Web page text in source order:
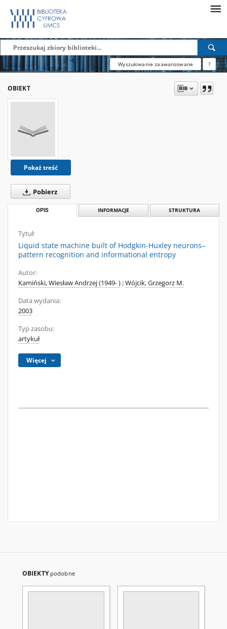
Wyszukiwanie zaawansowane ?
OBIEKT
Pokaż treść
Pobierz
OPIS INFORMACJE STRUKTURA
Tytuł:
Liquid state machine built of Hodgkin-Huxley neurons–
pattern recognition and informational entropy
Autor:
Kamiński, Wiesław Andrzej (1949- );Wójcik, Grzegorz M.
Data wydania:
2003
Typ zasobu:
artykuł
Więcej
OBIEKTY podobne